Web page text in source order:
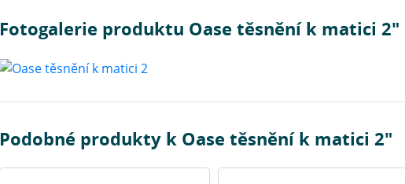
Fotogalerie produktu Oase těsnění k matici 2"
Podobné produkty k Oase těsnění k matici 2"